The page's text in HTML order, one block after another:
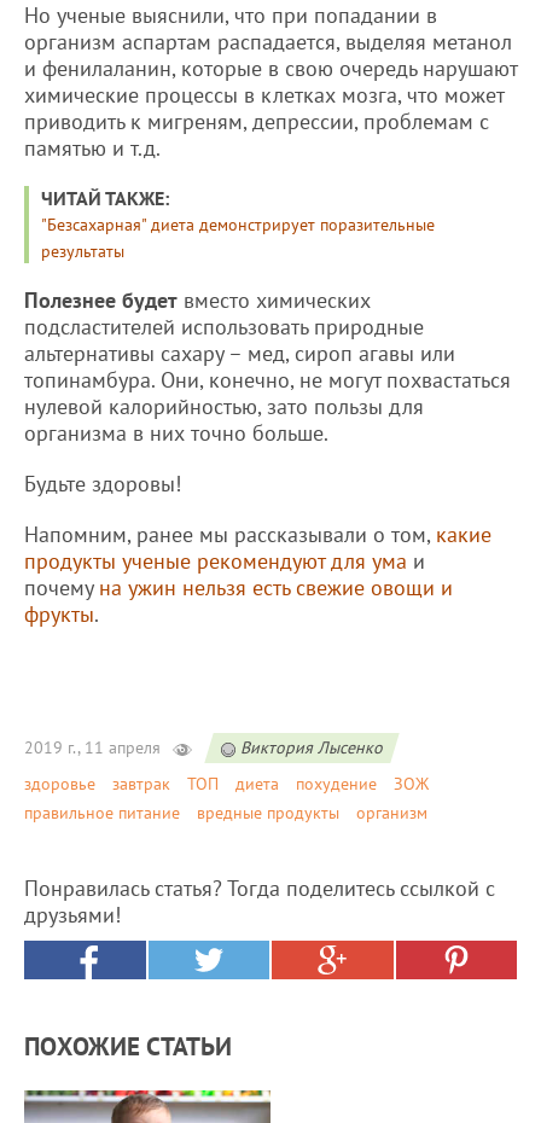
Но ученые выяснили, что при попадании в
организм аспартам распадается, выделяя метанол
и фенилаланин, которые в свою очередь нарушают
химические процессы в клетках мозга, что может
приводить к мигреням, депрессии, проблемам с
памятью и т.д.
ЧИТАЙ ТАКЖЕ:
"Безсахарная" диета демонстрирует поразительные
результаты
Полезнее будет вместо химических
подсластителей использовать природные
альтернативы сахару – мед, сироп агавы или
топинамбура. Они, конечно, не могут похвастаться
нулевой калорийностью, зато пользы для
организма в них точно больше.
Будьте здоровы!
Напомним, ранее мы рассказывали о том, какие
продукты ученые рекомендуют для ума и
почему на ужин нельзя есть свежие овощи и
фрукты.
2019 г., 11 апреля
Виктория Лысенко
здоровье
завтрак ТОП диета похудение
ЗОЖ
правильное питание
вредные продукты организм
Понравилась статья? Тогда поделитесь ссылкой с
друзьями!
ПОХОЖИЕ СТАТЬИ